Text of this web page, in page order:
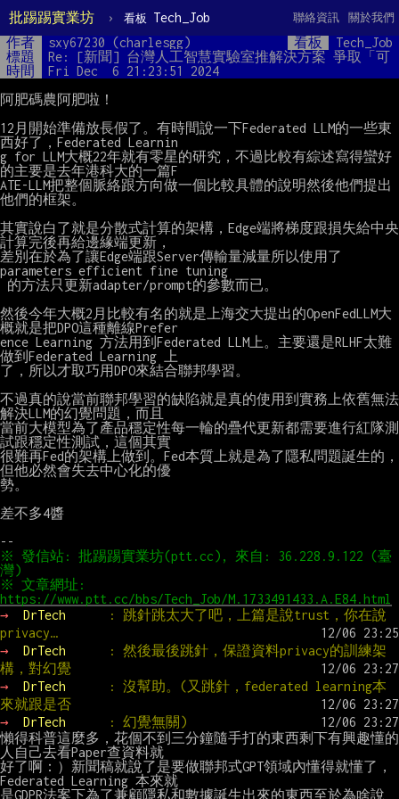
批踢踢實業坊 › 看板 Tech_Job 關於我們
聯絡資訊
作者 sxy67230 (charlesgg) 看板
Tech_Job
標題
Re: [新聞] 台灣人工智慧實驗室推解決方案 爭取「可
時間
Fri Dec  6 21:23:51 2024
阿肥碼農阿肥啦！
12月開始準備放長假了。有時間說一下Federated LLM的一些東
西好了，Federated Learnin
g for LLM大概22年就有零星的研究，不過比較有綜述寫得蠻好
的主要是去年港科大的一篇F
ATE-LLM把整個脈絡跟方向做一個比較具體的說明然後他們提出
他們的框架。
其實說白了就是分散式計算的架構，Edge端將梯度跟損失給中央
計算完後再給邊緣端更新，
差別在於為了讓Edge端跟Server傳輸量減量所以使用了
parameters efficient fine tuning
然後今年大概2月比較有名的就是上海交大提出的OpenFedLLM大
概就是把DPO這種離線Prefer
ence Learning 方法用到Federated LLM上。主要還是RLHF太難
做到Federated Learning 上
了，所以才取巧用DPO來結合聯邦學習。
不過真的說當前聯邦學習的缺陷就是真的使用到實務上依舊無法
解決LLM的幻覺問題，而且
當前大模型為了產品穩定性每一輪的疊代更新都需要進行紅隊測
試跟穩定性測試，這個其實
很難再Fed的架構上做到。Fed本質上就是為了隱私問題誕生的，
但他必然會失去中心化的優
勢。
差不多4醬
※ 發信站: 批踢踢實業坊(ptt.cc), 來自: 36.228.9.122 (臺
灣)
https://www.ptt.cc/bbs/Tech_Job/M.1733491433.A.E84.html
→
DrTech
: 跳針跳太大了吧，上篇是說trust，你在說
privacy…
→
DrTech
: 然後最後跳針，保證資料privacy的訓練架
構，對幻覺
→
DrTech
: 沒幫助。(又跳針，federated learning本
來就跟是否
→
DrTech
: 幻覺無關)
懶得科普這麼多，花個不到三分鐘隨手打的東西剩下有興趣懂的
人自己去看Paper查資料就
好了啊：）新聞稿就說了是要做聯邦式GPT領域內懂得就懂了，
Federated Learning 本來就
是GDPR法案下為了兼顧隱私和數據誕生出來的東西至於為啥說